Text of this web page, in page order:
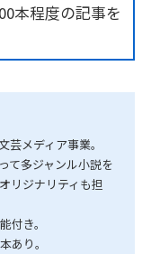
本程度の記事を
メディア事業。
て多ジャンル小説を
リジナリティも担
付き。
あり。